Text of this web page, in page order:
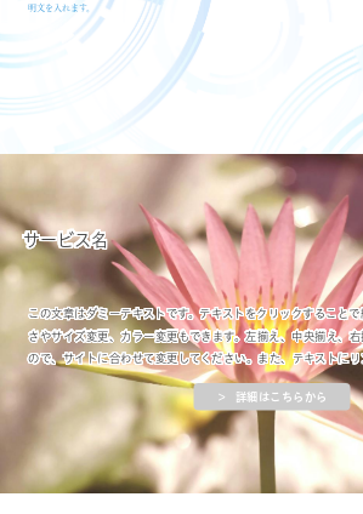
明文を入れます。
サービス名
この文章はダミーテキストです。テキストをクリックすること
さやサイズ変更、カラー変更もできます。左揃え、中央揃え、
ので、サイトに合わせて変更してください。また、テキストにリ
＞ 詳細はこちらから